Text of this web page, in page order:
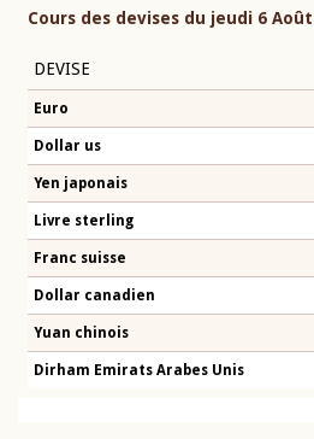
Cours des devises du jeudi 6 Août
DEVISE
Euro
Dollar us
Yen japonais
Livre sterling
Franc suisse
Dollar canadien
Yuan chinois
Dirham Emirats Arabes Unis